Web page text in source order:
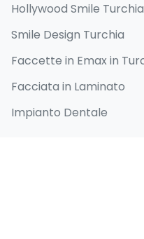
Hollywood Smile Turchia
Smile Design Turchia
Faccette in Emax in
Facciata in Laminato
Impianto Dentale